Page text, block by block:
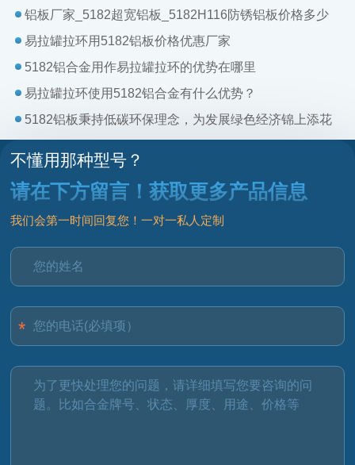
铝板厂家_5182超宽铝板_5182H116防锈铝板价格多少
易拉罐拉环用5182铝板价格优惠厂家
5182铝合金用作易拉罐拉环的优势在哪里
易拉罐拉环使用5182铝合金有什么优势？
5182铝板秉持低碳环保理念，为发展绿色经济锦上添花
不懂用那种型号？
请在下方留言！获取更多产品信息
我们会第一时间回复您！一对一私人定制